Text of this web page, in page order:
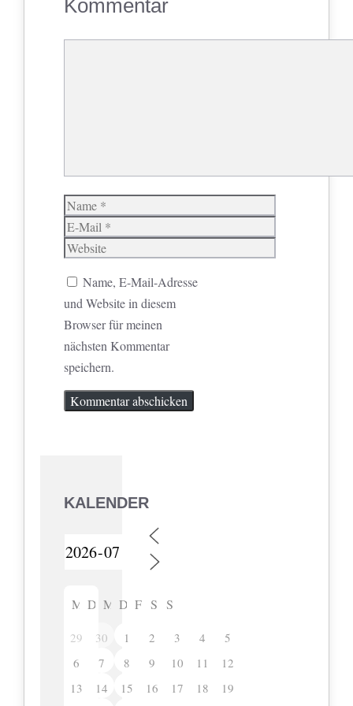
Kommentar
Name
E-
Mail
Website
Name, E-Mail-Adresse
und Website in diesem
Browser für meinen
nächsten Kommentar
speichern.
KALENDER
M D M D F S S
29 30 1 2 3 4
5
6
7 8 9 10 11
12
13
14 15 16 17 18
19